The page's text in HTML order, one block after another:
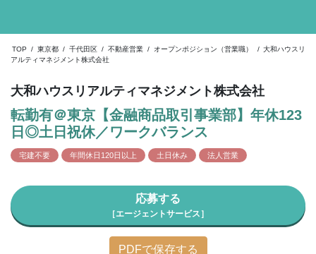
TOP / 東京都 / 千代田区 / 不動産営業 / オープンポジション（営業職） / 大和ハウスリ
アルティマネジメント株式会社
大和ハウスリアルティマネジメント株式会社
転勤有＠東京【金融商品取引事業部】年休123
日◎土日祝休／ワークバランス
宅建不要 年間休日120日以上 土日休み 法人営業
応募する
［エージェントサービス］
PDFで保存する